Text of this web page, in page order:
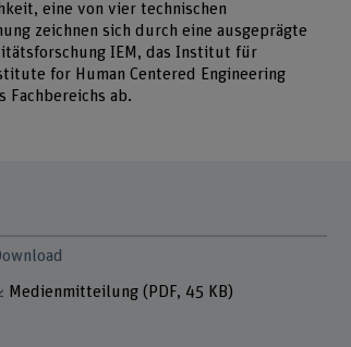
eine von vier technischen
zeichnen sich durch eine ausgeprägte
IEM, das Institut für
for Human Centered Engineering
Fachbereichs ab.
Medienmitteilung(PDF, 45 KB)